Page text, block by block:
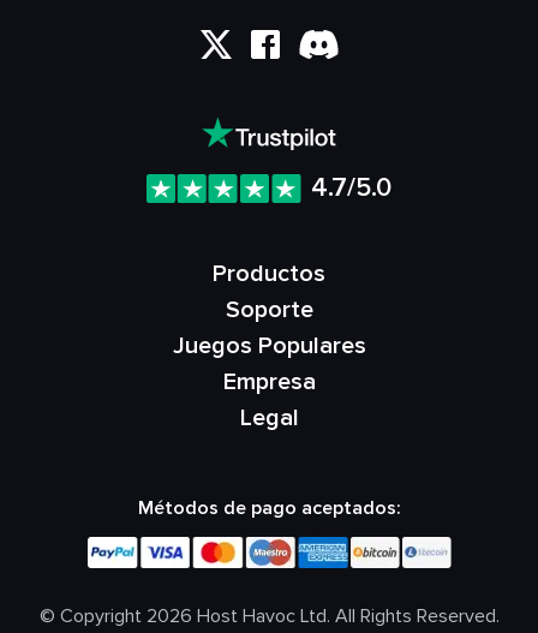
4.7/5.0
Productos
Soporte
Juegos Populares
Empresa
Legal
Métodos de pago aceptados:
© Copyright 2026 Host Havoc Ltd. All Rights Reserved.